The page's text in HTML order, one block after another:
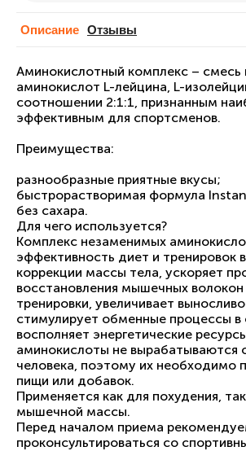
Описание Отзывы
Аминокислотный комплекс –
аминокислот L-лейцина, L-
соотношении 2:1:1, признанным
эффективным для спортсменов.
Преимущества:
разнообразные приятные вкусы;
быстрорастворимая формула
без сахара.
Для чего используется?
Комплекс незаменимых
эффективность диет и тренировок
коррекции массы тела, ускоряет
восстановления мышечных
тренировки, увеличивает
стимулирует обменные процессы в
восполняет энергетические
аминокислоты не вырабатываются
человека, поэтому их необходимо
пищи или добавок.
Применяется как для похудения,
мышечной массы.
Перед началом приема
проконсультироваться со